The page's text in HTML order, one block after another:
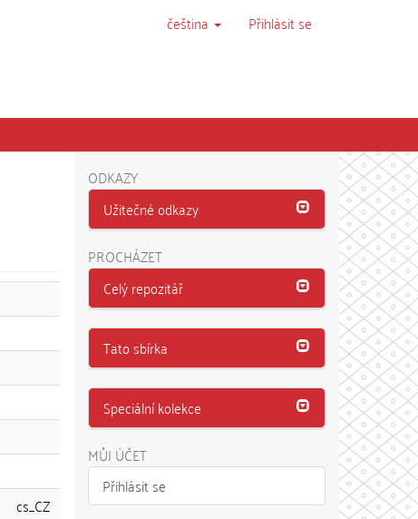
čeština Přihlásit se
cs_CZ
ODKAZY
Užitečné odkazy
PROCHÁZET
Celý repozitář
Tato sbírka
Speciální kolekce
MŮJ ÚČET
Přihlásit se